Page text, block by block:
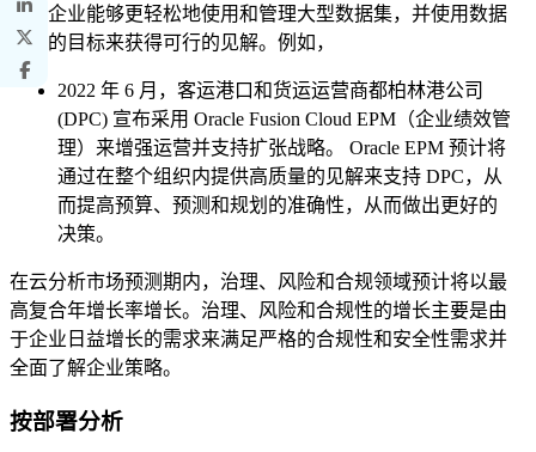
案使企业能够更轻松地使用和管理大型数据集，并使用数据
驱动的目标来获得可行的见解。例如，
2022 年 6 月，客运港口和货运运营商都柏林港公司
(DPC) 宣布采用 Oracle Fusion Cloud EPM（企业绩效管
理）来增强运营并支持扩张战略。 Oracle EPM 预计将
通过在整个组织内提供高质量的见解来支持 DPC，从
而提高预算、预测和规划的准确性，从而做出更好的
决策。
在云分析市场预测期内，治理、风险和合规领域预计将以最
高复合年增长率增长。治理、风险和合规性的增长主要是由
于企业日益增长的需求来满足严格的合规性和安全性需求并
全面了解企业策略。
按部署分析